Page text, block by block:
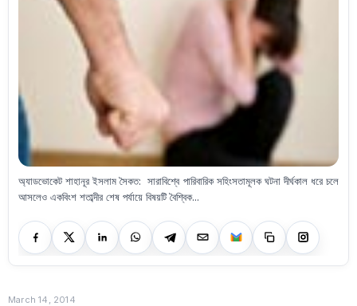
অ্যাডভোকেট শাহানূর ইসলাম সৈকত: সারাবিশ্বে পারিবারিক সহিংসতামূলক ঘটনা দীর্ঘকাল ধরে চলে
আসলেও একবিংশ শতাব্দীর শেষ পর্যায়ে বিষয়টি বৈশ্বিক...
March 14, 2014